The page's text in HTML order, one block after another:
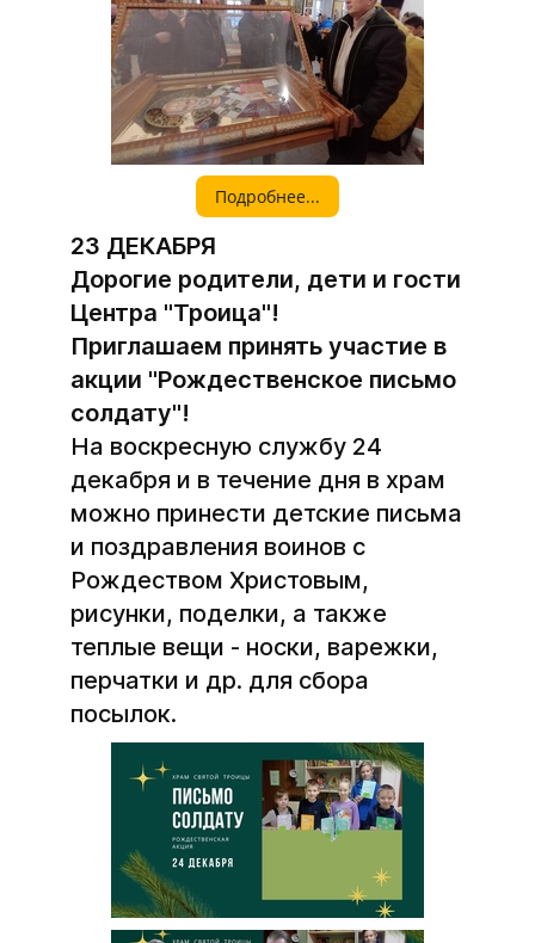
Подробнее...
23 ДЕКАБРЯ
Дорогие родители, дети и гости
Центра "Троица"!
Приглашаем принять участие в
акции "Рождественское письмо
солдату"!
На воскресную службу 24
декабря и в течение дня в храм
можно принести детские письма
и поздравления воинов с
Рождеством Христовым,
рисунки, поделки, а также
теплые вещи - носки, варежки,
перчатки и др. для сбора
посылок.